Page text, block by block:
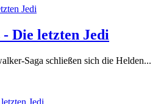
Die letzten Jedi
Saga schließen sich die Helden...